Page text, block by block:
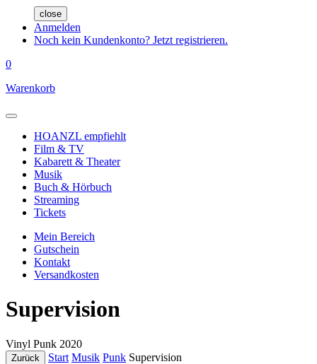
close
Anmelden
Noch kein Kundenkonto? Jetzt registrieren.
0
Warenkorb
HOANZL empfiehlt
Film & TV
Kabarett & Theater
Musik
Buch & Hörbuch
Streaming
Tickets
Mein Bereich
Gutschein
Kontakt
Versandkosten
Supervision
Vinyl Punk 2020
Zurück Start Musik Punk Supervision